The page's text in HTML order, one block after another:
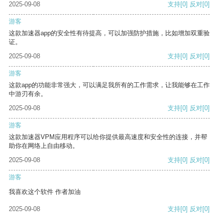
2025-09-08
支持[0] 反对[0]
游客
这款加速器app的安全性有待提高，可以加强防护措施，比如增加双重验
证。
2025-09-08
支持[0] 反对[0]
游客
这款app的功能非常强大，可以满足我所有的工作需求，让我能够在工作
中游刃有余。
2025-09-08
支持[0] 反对[0]
游客
这款加速器VPM应用程序可以给你提供最高速度和安全性的连接，并帮
助你在网络上自由移动。
2025-09-08
支持[0] 反对[0]
游客
我喜欢这个软件 作者加油
2025-09-08 支持[0] 反对[0]